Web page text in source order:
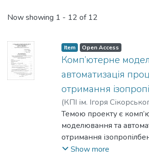
Recent Submissions
Now showing 1 - 12 of 12
Item Open Access
Комп’ютерне
автоматизація
отримання
(КПІ ім. Ігоря
Чабан, Дмитро
Сергій Володимирович
Темою проекту є
моделювання та
отримання
Метою проекту є
Show more